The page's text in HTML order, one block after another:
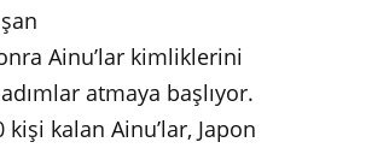
Ainu’lar kimliklerini
atmaya başlıyor.
kişi kalan Ainu’lar, Japon